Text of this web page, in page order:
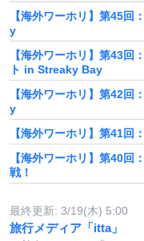
【海外ワーホリ】第45
y
【海外ワーホリ】第43回
ト in Streaky Bay
【海外ワーホリ】第42
y
【海外ワーホリ】第41回
【海外ワーホリ】第40回
戦！
最終更新: 3/19(木) 5:00
旅行メディア「itta」